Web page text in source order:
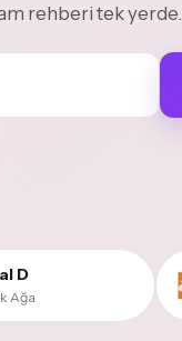
rehberi tek yerde.
D
Ağa